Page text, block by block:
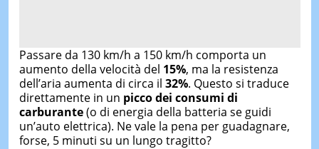
Passare da 130 km/h a 150 km/h comporta un
aumento della velocità del 15%, ma la resistenza
dell’aria aumenta di circa il 32%. Questo si traduce
direttamente in un picco dei consumi di
carburante(o di energia della batteria se guidi
un’auto elettrica). Ne vale la pena per guadagnare,
forse, 5 minuti su un lungo tragitto?